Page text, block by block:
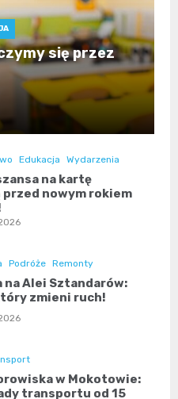
się przez
Edukacja Wydarzenia
na kartę
nowym rokiem
Podróże Remonty
na Alei Sztandarów:
zmieni ruch!
w Mokotowie:
transportu od 15